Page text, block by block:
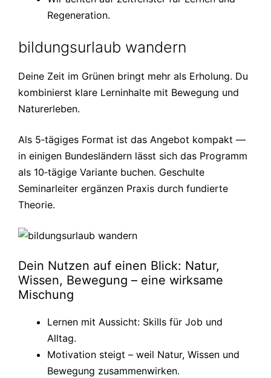
Regeneration.
bildungsurlaub wandern
Deine Zeit im Grünen bringt mehr als Erholung. Du
kombinierst klare Lerninhalte mit Bewegung und
Naturerleben.
Als 5‑tägiges Format ist das Angebot kompakt —
in einigen Bundesländern lässt sich das Programm
als 10‑tägige Variante buchen. Geschulte
Seminarleiter ergänzen Praxis durch fundierte
Theorie.
Dein Nutzen auf einen Blick: Natur,
Wissen, Bewegung – eine wirksame
Mischung
Lernen mit Aussicht: Skills für Job und
Alltag.
Motivation steigt – weil Natur, Wissen und
Bewegung zusammenwirken.